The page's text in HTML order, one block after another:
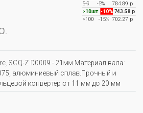
5-9
-5%
784.89 р
>10шт -10% 743.58 р
>100
-15% 702.27 р
SGQ-Z D0009 - 21мм.Материал вала:
алюминиевый сплав.Прочный и
конвертер от 11 мм до 20 мм